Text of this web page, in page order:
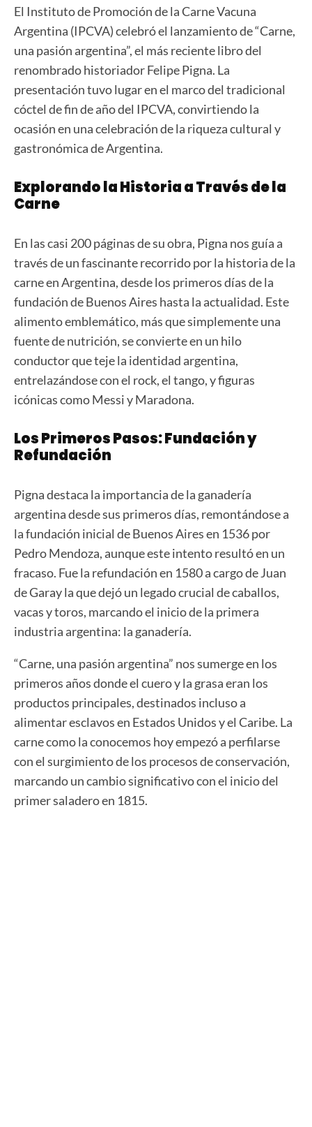
El Instituto de Promoción de la Carne Vacuna
Argentina (IPCVA) celebró el lanzamiento de “Carne,
una pasión argentina”, el más reciente libro del
renombrado historiador Felipe Pigna. La
presentación tuvo lugar en el marco del tradicional
cóctel de fin de año del IPCVA, convirtiendo la
ocasión en una celebración de la riqueza cultural y
gastronómica de Argentina.
Explorando la Historia a Través de la
Carne
En las casi 200 páginas de su obra, Pigna nos guía a
través de un fascinante recorrido por la historia de la
carne en Argentina, desde los primeros días de la
fundación de Buenos Aires hasta la actualidad. Este
alimento emblemático, más que simplemente una
fuente de nutrición, se convierte en un hilo
conductor que teje la identidad argentina,
entrelazándose con el rock, el tango, y figuras
icónicas como Messi y Maradona.
Los Primeros Pasos: Fundación y
Refundación
Pigna destaca la importancia de la ganadería
argentina desde sus primeros días, remontándose a
la fundación inicial de Buenos Aires en 1536 por
Pedro Mendoza, aunque este intento resultó en un
fracaso. Fue la refundación en 1580 a cargo de Juan
de Garay la que dejó un legado crucial de caballos,
vacas y toros, marcando el inicio de la primera
industria argentina: la ganadería.
“Carne, una pasión argentina” nos sumerge en los
primeros años donde el cuero y la grasa eran los
productos principales, destinados incluso a
alimentar esclavos en Estados Unidos y el Caribe. La
carne como la conocemos hoy empezó a perfilarse
con el surgimiento de los procesos de conservación,
marcando un cambio significativo con el inicio del
primer saladero en 1815.